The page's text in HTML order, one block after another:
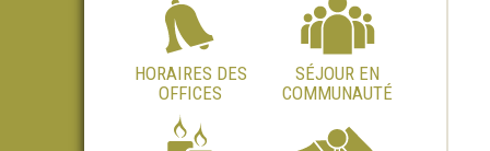
HORAIRES DES
OFFICES
SÉJOUR EN
COMMUNAUTÉ